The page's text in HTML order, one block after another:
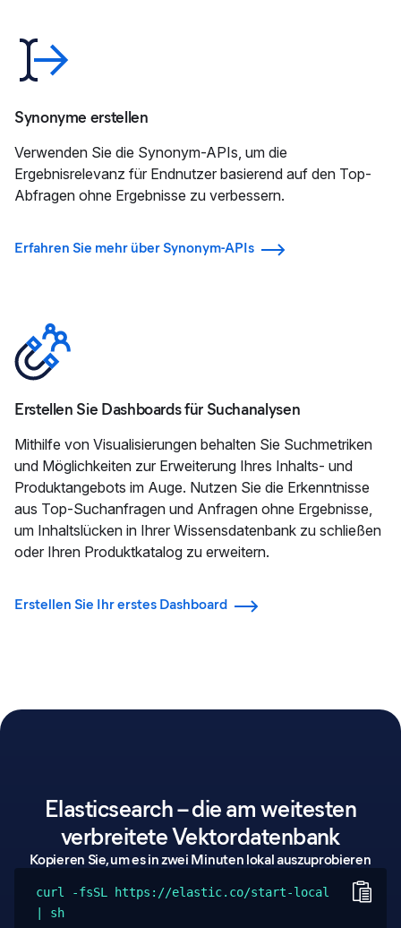
Synonyme erstellen
Verwenden Sie die Synonym-APIs, um die
Ergebnisrelevanz für Endnutzer basierend auf den Top-
Abfragen ohne Ergebnisse zu verbessern.
Erfahren Sie mehr über Synonym-APIs
Erstellen Sie Dashboards für Suchanalysen
Mithilfe von Visualisierungen behalten Sie Suchmetriken
und Möglichkeiten zur Erweiterung Ihres Inhalts- und
Produktangebots im Auge. Nutzen Sie die Erkenntnisse
aus Top-Suchanfragen und Anfragen ohne Ergebnisse,
um Inhaltslücken in Ihrer Wissensdatenbank zu schließen
oder Ihren Produktkatalog zu erweitern.
Erstellen Sie Ihr erstes Dashboard
Elasticsearch – die am weitesten
verbreitete Vektordatenbank
Kopieren Sie, um es in zwei Minuten lokal auszuprobieren
curl -fsSL https://elastic.co/start-local
| sh